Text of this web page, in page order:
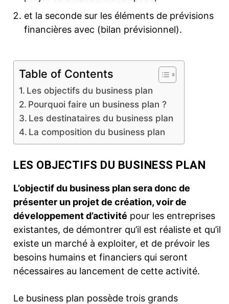
et la seconde sur les éléments de prévisions
financières avec (bilan prévisionnel).
Table of Contents
Les objectifs du business plan
Pourquoi faire un business plan ?
Les destinataires du business plan
La composition du business plan
LES OBJECTIFS DU BUSINESS PLAN
L’objectif du business plan sera donc de
présenter un projet de création, voir de
développement d’activité pour les entreprises
existantes, de démontrer qu’il est réaliste et qu’il
existe un marché à exploiter, et de prévoir les
besoins humains et financiers qui seront
nécessaires au lancement de cette activité.
Le business plan possède trois grands